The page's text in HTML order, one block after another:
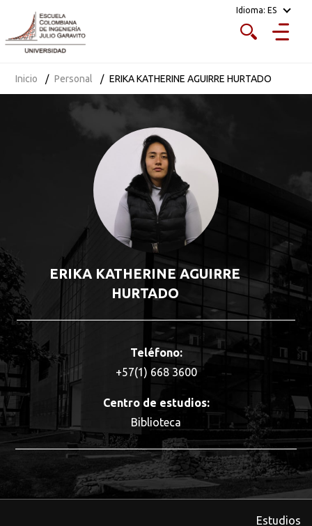
Idioma: ES
Inicio Personal ERIKA KATHERINE AGUIRRE HURTADO
ERIKA KATHERINE AGUIRRE
HURTADO
Teléfono:
+57(1) 668 3600
Centro de estudios:
Biblioteca
Estudios